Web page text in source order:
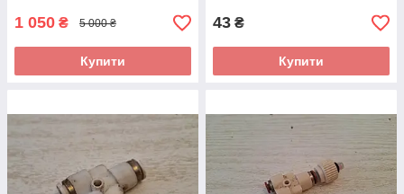
1 050 ₴ 5 000 ₴
Купити
43 ₴
Купити